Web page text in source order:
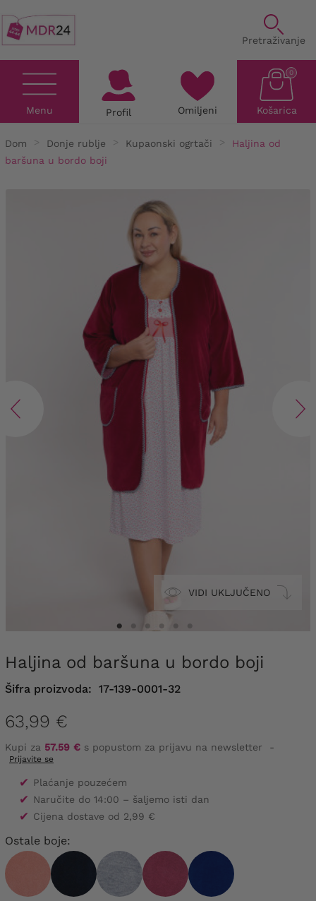
Pretraživanje
Menu Profil Omiljeni Košarica
0
Dom Donje rublje Kupaonski ogrtači
Haljina od
baršuna u bordo boji
VIDI UKLJUČENO
Haljina od baršuna u bordo boji
Šifra proizvoda: 17-139-0001-32
63,99 €
Kupi za 57.59 € s popustom za prijavu na newsletter -
Prijavite se
✔ Plaćanje pouzećem
✔ Naručite do 14:00 – šaljemo isti dan
✔ Cijena dostave od 2,99 €
Ostale boje: